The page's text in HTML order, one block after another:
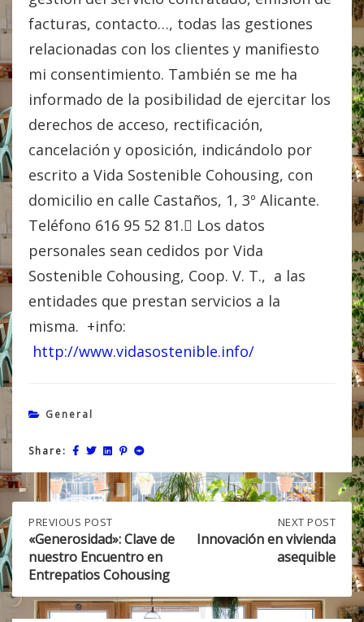
facturas, contacto…, todas las gestiones
relacionadas con los clientes y manifiesto
mi consentimiento. También se me ha
informado de la posibilidad de ejercitar los
derechos de acceso, rectificación,
cancelación y oposición, indicándolo por
escrito a Vida Sostenible Cohousing, con
domicilio en calle Castaños, 1, 3º Alicante.
Teléfono 616 95 52 81. Los datos
personales sean cedidos por Vida
Sostenible Cohousing, Coop. V. T., a las
entidades que prestan servicios a la
misma. +info:
http://www.vidasostenible.info/
General
Share:
Post
navigation
PREVIOUS
POST:
«GENEROSIDAD»:
CLAVE
DE
NUESTRO
ENCUENTRO
PREVIOUS POST
«Generosidad»: Clave de
nuestro Encuentro en
Entrepatios Cohousing
POST:
ASEQUIBLE
NEXT POST
Innovación en vivienda
asequible